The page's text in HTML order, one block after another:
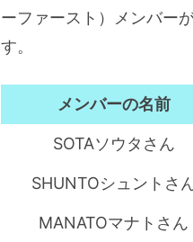
ーファースト）メンバー
す。
メンバーの名前
SOTAソウタさん
SHUNTOシュントさ
MANATOマナトさん